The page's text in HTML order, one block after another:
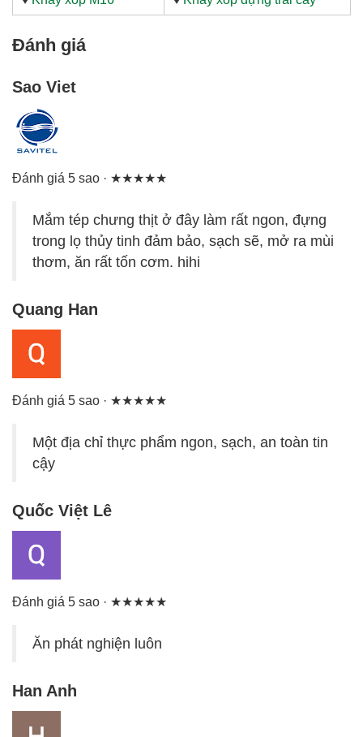
Đánh giá
Sao Viet
Đánh giá 5 sao · ★★★★★
Mắm tép chưng thịt ở đây làm rất ngon, đựng
trong lọ thủy tinh đảm bảo, sạch sẽ, mở ra mùi
thơm, ăn rất tốn cơm. hihi
Quang Han
Đánh giá 5 sao · ★★★★★
Một địa chỉ thực phẩm ngon, sạch, an toàn tin
cậy
Quốc Việt Lê
Đánh giá 5 sao · ★★★★★
Ăn phát nghiện luôn
Han Anh